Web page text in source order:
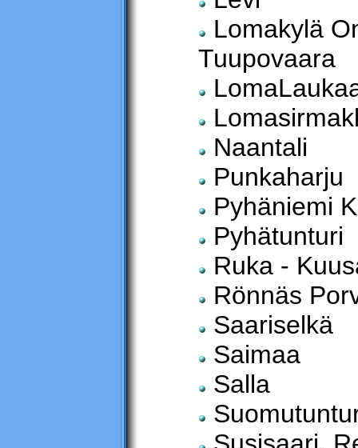
Lomakylä
Tuupovaara
Naantali
Punkaharju
Pyhäniemi
Pyhätunturi
Ruka -
Rönnäs
Saariselkä
Saimaa
Salla